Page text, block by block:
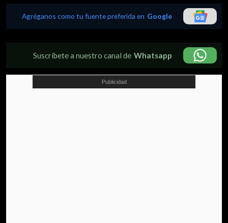
Agréganos como tu fuente preferida en Google
Suscríbete a nuestro canal de Whatsapp